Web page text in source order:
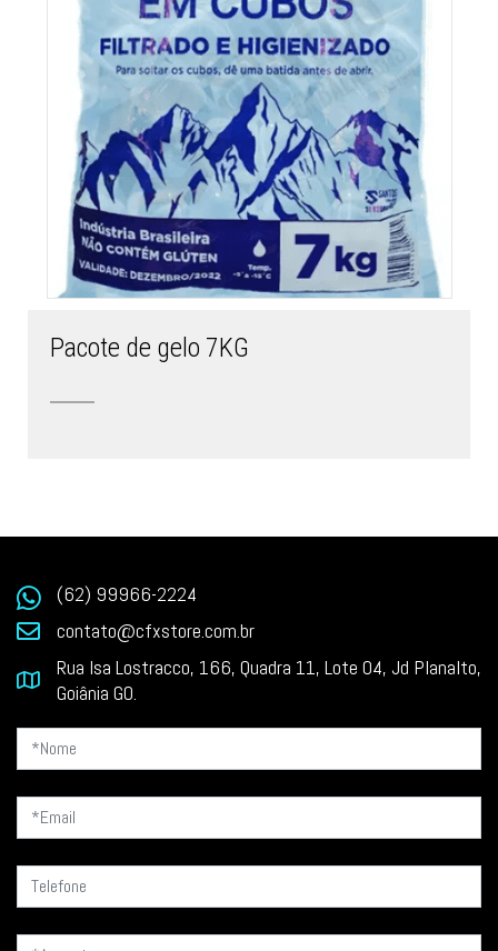
Pacote de gelo 7KG
(62) 99966-2224
contato@cfxstore.com.br
Rua Isa Lostracco, 166, Quadra 11, Lote 04, Jd Planalto,
Goiânia GO.